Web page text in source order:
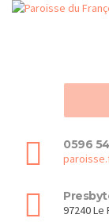
0596
97240 Le